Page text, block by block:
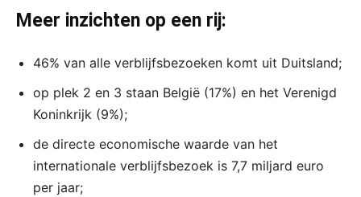
Meer inzichten op een rij:
46% van alle verblijfsbezoeken komt uit Duitsland;
op plek 2 en 3 staan België (17%) en het Verenigd
Koninkrijk (9%);
de directe economische waarde van het
internationale verblijfsbezoek is 7,7 miljard euro
per jaar;